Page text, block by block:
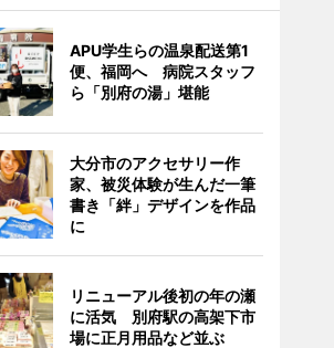
APU学生らの温泉配送第1
便、福岡へ 病院スタッフ
ら「別府の湯」堪能
大分市のアクセサリー作
家、被災体験が生んだ一筆
書き「絆」デザインを作品
に
リニューアル後初の年の瀬
に活気 別府駅の高架下市
場に正月用品など並ぶ